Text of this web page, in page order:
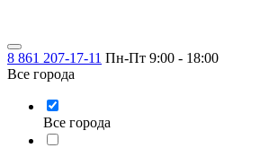
8 861 207-17-11 Пн-Пт 9:00 - 18:00
Все города
Все города